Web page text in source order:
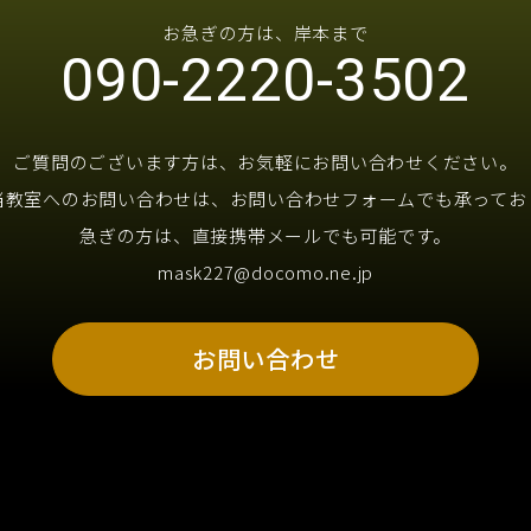
お急ぎの方は、岸本まで
090-2220-3502
ご質問のございます方は、お気軽にお問い合わせください。
室へのお問い合わせは、お問い合わせフォームでも承って
急ぎの方は、直接携帯メールでも可能です。
mask227@docomo.ne.jp
お問い合わせ